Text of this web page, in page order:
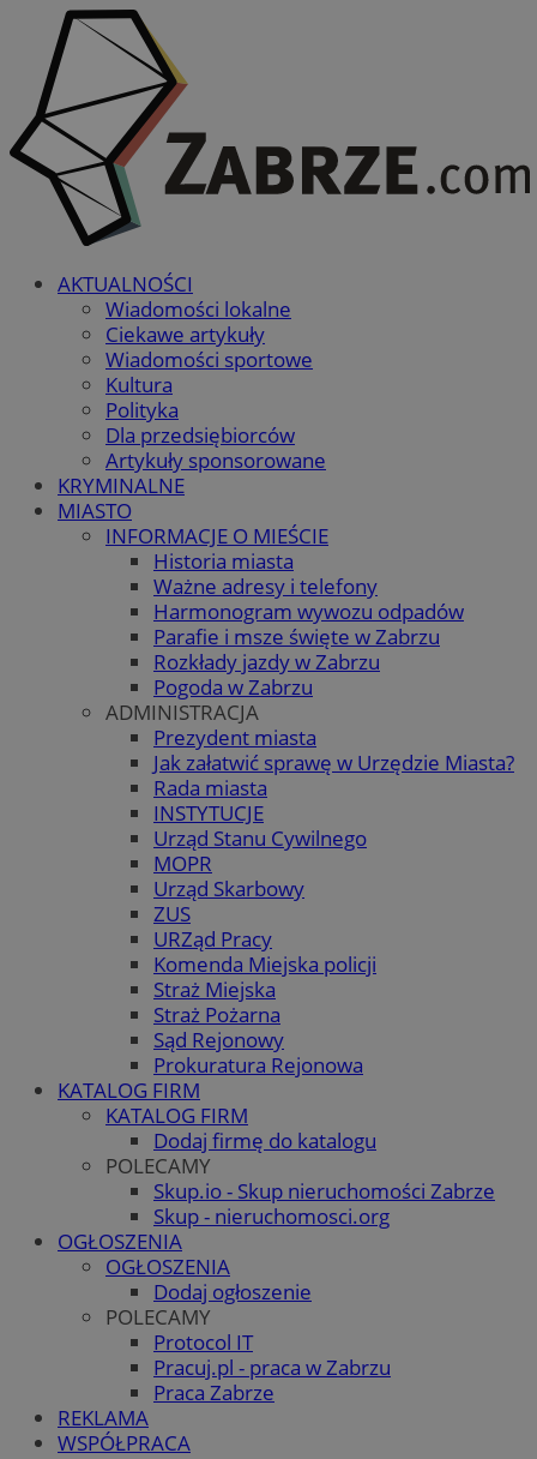
AKTUALNOŚCI
Wiadomości lokalne
Ciekawe artykuły
Wiadomości sportowe
Kultura
Polityka
Dla przedsiębiorców
Artykuły sponsorowane
KRYMINALNE
MIASTO
INFORMACJE O MIEŚCIE
Historia miasta
Ważne adresy i telefony
Harmonogram wywozu odpadów
Parafie i msze święte w Zabrzu
Rozkłady jazdy w Zabrzu
Pogoda w Zabrzu
ADMINISTRACJA
Prezydent miasta
Jak załatwić sprawę w Urzędzie Miasta?
Rada miasta
INSTYTUCJE
Urząd Stanu Cywilnego
MOPR
Urząd Skarbowy
ZUS
URZąd Pracy
Komenda Miejska policji
Straż Miejska
Straż Pożarna
Sąd Rejonowy
Prokuratura Rejonowa
KATALOG FIRM
KATALOG FIRM
Dodaj firmę do katalogu
POLECAMY
Skup.io - Skup nieruchomości Zabrze
Skup - nieruchomosci.org
OGŁOSZENIA
OGŁOSZENIA
Dodaj ogłoszenie
POLECAMY
Protocol IT
Pracuj.pl - praca w Zabrzu
Praca Zabrze
REKLAMA
WSPÓŁPRACA